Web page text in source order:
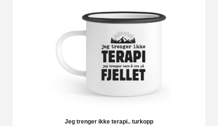
Jeg trenger ikke terapi.. turkopp